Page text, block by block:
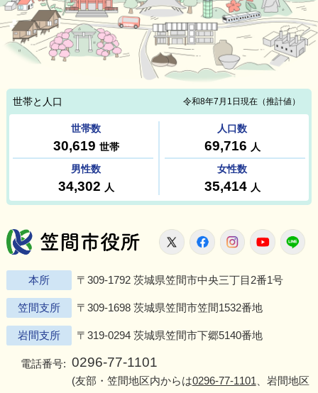
笠間市役所
X FacebookInstagram
本所 〒309-1792 茨城県笠間市中央三丁目2番1号
笠間支所 〒309-1698 茨城県笠間市笠間1532番地
岩間支所 〒319-0294 茨城県笠間市下郷5140番地
電話番号: 0296-77-1101
(友部・笠間地区内からは0296-77-1101 、岩間地区